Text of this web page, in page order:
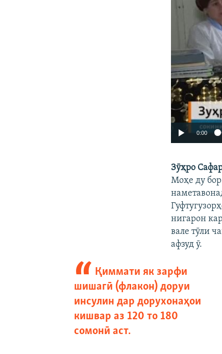
0:00
Зӯҳро
Моҳе ду
нигарон
вале тӯли
афзуд ӯ.
Қиммати як зарфи
шишагӣ (флакон) доруи
инсулин дар дорухонаҳои
кишвар аз 120 то 180
сомонӣ аст.